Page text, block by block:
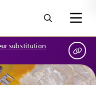
substitution